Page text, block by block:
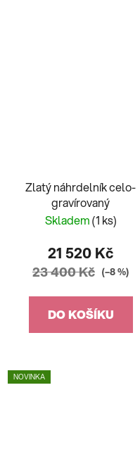
Zlatý náhrdelník celo-
gravírovaný
Skladem(1 ks)
21 520 Kč
23 400 Kč (–8 %)
DO KOŠÍKU
NOVINKA